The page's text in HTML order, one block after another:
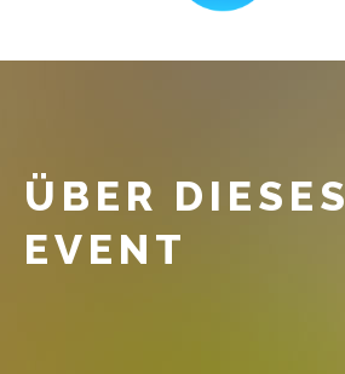
ÜBER DIESES
EVENT